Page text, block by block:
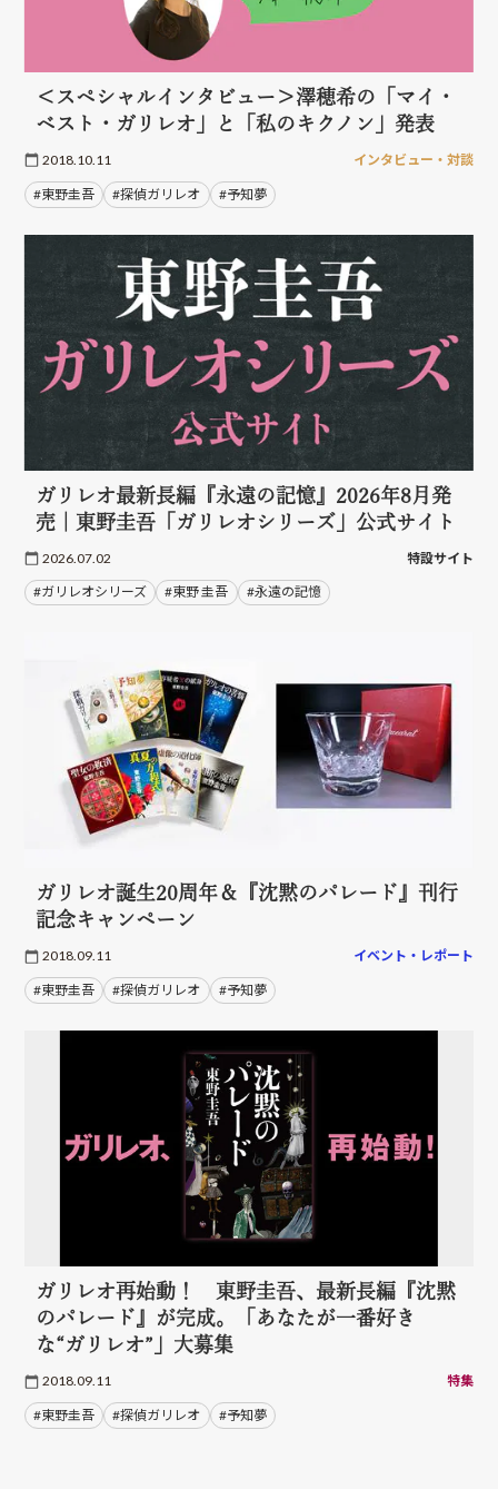
＜スペシャルインタビュー＞澤穂希の「マイ・
ベスト・ガリレオ」と「私のキクノン」発表
2018.10.11 インタビュー・対談
#東野圭吾 #探偵ガリレオ #予知夢
ガリレオ最新長編『永遠の記憶』2026年8月発
売｜東野圭吾「ガリレオシリーズ」公式サイト
2026.07.02 特設サイト
#ガリレオシリーズ #東野 圭吾 #永遠の記憶
ガリレオ誕生20周年＆『沈黙のパレード』刊行
記念キャンペーン
2018.09.11 イベント・レポート
#東野圭吾 #探偵ガリレオ #予知夢
ガリレオ再始動！ 東野圭吾、最新長編『沈黙
のパレード』が完成。「あなたが一番好き
な“ガリレオ”」大募集
2018.09.11 特集
#東野圭吾 #探偵ガリレオ #予知夢